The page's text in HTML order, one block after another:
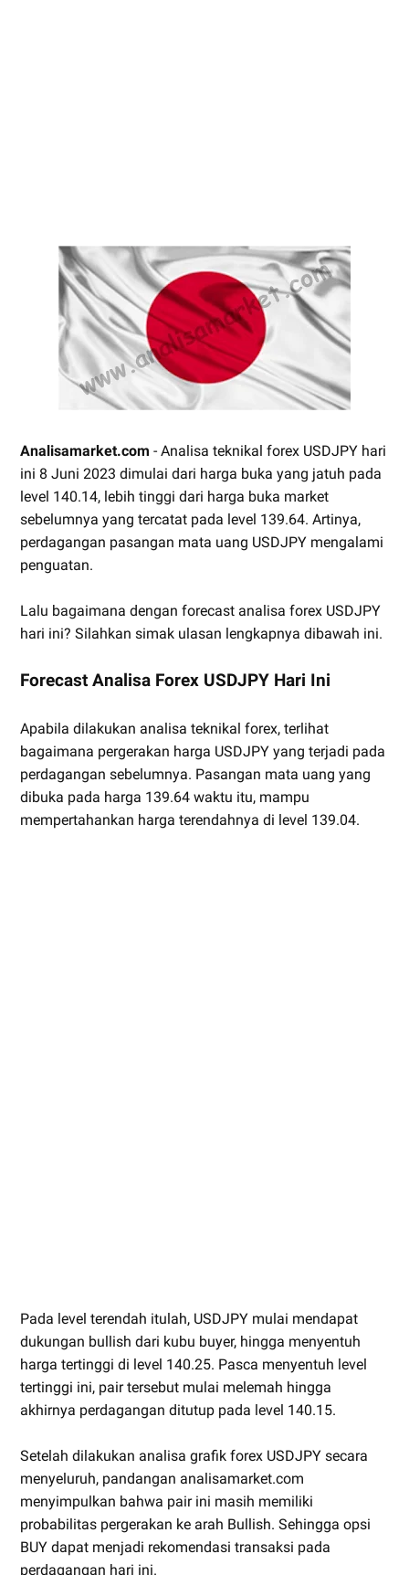
Analisamarket.com - Analisa teknikal forex USDJPY hari
ini 8 Juni 2023 dimulai dari harga buka yang jatuh pada
level 140.14, lebih tinggi dari harga buka market
sebelumnya yang tercatat pada level 139.64. Artinya,
perdagangan pasangan mata uang USDJPY mengalami
penguatan.
Lalu bagaimana dengan forecast analisa forex USDJPY
hari ini? Silahkan simak ulasan lengkapnya dibawah ini.
Forecast Analisa Forex USDJPY Hari Ini
Apabila dilakukan analisa teknikal forex, terlihat
bagaimana pergerakan harga USDJPY yang terjadi pada
perdagangan sebelumnya. Pasangan mata uang yang
dibuka pada harga 139.64 waktu itu, mampu
mempertahankan harga terendahnya di level 139.04.
Pada level terendah itulah, USDJPY mulai mendapat
dukungan bullish dari kubu buyer, hingga menyentuh
harga tertinggi di level 140.25. Pasca menyentuh level
tertinggi ini, pair tersebut mulai melemah hingga
akhirnya perdagangan ditutup pada level 140.15.
Setelah dilakukan analisa grafik forex USDJPY secara
menyeluruh, pandangan analisamarket.com
menyimpulkan bahwa pair ini masih memiliki
probabilitas pergerakan ke arah Bullish. Sehingga opsi
BUY dapat menjadi rekomendasi transaksi pada
perdagangan hari ini.